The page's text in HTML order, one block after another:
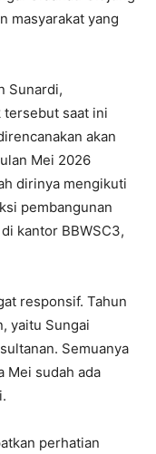
masyarakat yang
Sunardi,
tersebut saat ini
akan
Mei 2026
dirinya mengikuti
pembangunan
kantor BBWSC3,
responsif. Tahun
yaitu Sungai
Semuanya
Mei sudah ada
perhatian